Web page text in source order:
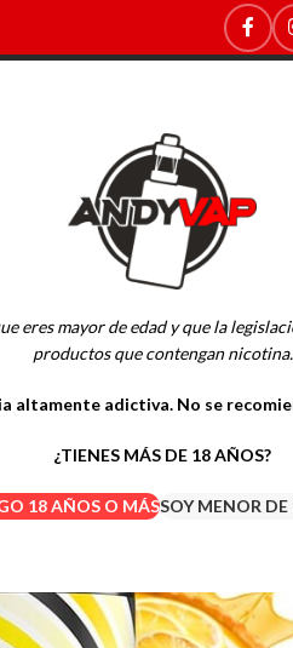
eres mayor de edad y que la
productos que contengan nicotina.
altamente adictiva. No se
¿TIENES MÁS DE 18 AÑOS?
18 AÑOS O MÁSSOY MENOR